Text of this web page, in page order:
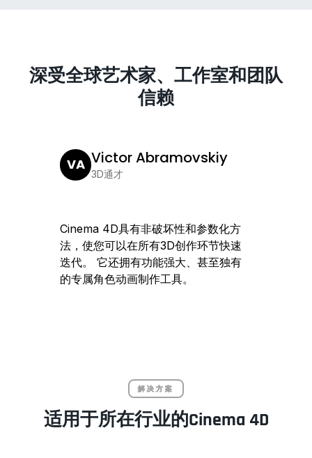
深受全球艺术家、工作室和团队
信赖
VA Victor Abramovskiy
3D通才
Cinema 4D具有非破坏性和参数化方
法，使您可以在所有3D创作环节快速
迭代。 它还拥有功能强大、甚至独有
的专属角色动画制作工具。
解决方案
适用于所在行业的Cinema 4D